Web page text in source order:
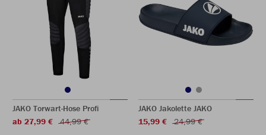
JAKO Torwart-Hose Profi
ab 27,99 €
44,99 €
JAKO Jakolette JAKO
15,99 €
24,99 €